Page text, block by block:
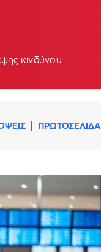
κινδύνου
ΠΡΩΤΟΣΕΛΙΔΑ